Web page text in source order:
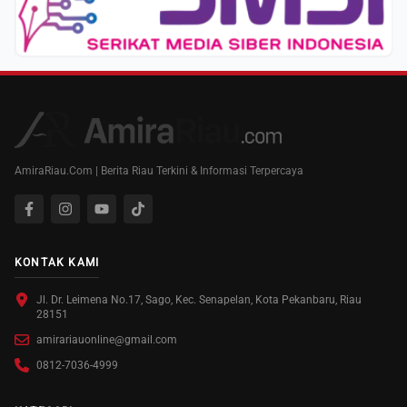
AmiraRiau.Com | Berita Riau Terkini & Informasi Terpercaya
KONTAK KAMI
Jl. Dr. Leimena No.17, Sago, Kec. Senapelan, Kota Pekanbaru, Riau
28151
amirariauonline@gmail.com
0812-7036-4999